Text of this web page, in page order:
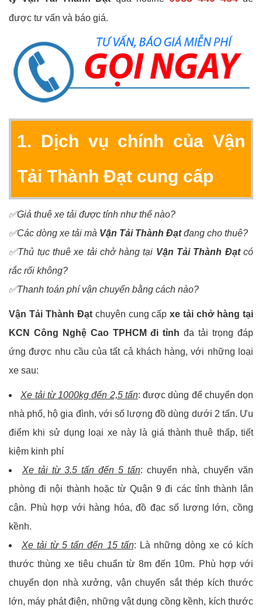
được tư vấn và báo giá.
1. Dịch vụ chính của Vận
Tải Thành Đạt cung cấp
✅Giá thuê xe tải được tính như thế nào?
✅Các dòng xe tải mà Vận Tải Thành Đạtđang cho thuê?
✅Thủ tục thuê xe tải chở hàng tại Vận Tải Thành Đạtcó
rắc rối không?
✅Thanh toán phí vận chuyển bằng cách nào?
Vận Tải Thành Đạtchuyên cung cấp xe tải chở hàng tại
KCN Công Nghệ Cao TPHCM đi tỉnh đa tải trọng đáp
ứng được nhu cầu của tất cả khách hàng, với những loại
xe sau:
Xe tải từ 1000kg đến 2,5 tấn: được dùng để chuyển dọn
nhà phố, hộ gia đình, với số lượng đồ dùng dưới 2 tấn. Ưu
điểm khi sử dụng loại xe này là giá thành thuê thấp, tiết
kiệm kinh phí
Xe tải từ 3.5 tấn đến 5 tấn: chuyển nhà, chuyển văn
phòng đi nội thành hoặc từ Quận 9 đi các tỉnh thành lân
cận. Phù hợp với hàng hóa, đồ đạc số lượng lớn, cồng
kềnh.
Xe tải từ 5 tấn đến 15 tấn: Là những dòng xe có kích
thước thùng xe tiêu chuẩn từ 8m đến 10m. Phù hợp với
chuyển dọn nhà xưởng, vận chuyển sắt thép kích thước
lớn, máy phát điện, những vật dụng cồng kềnh, kích thước